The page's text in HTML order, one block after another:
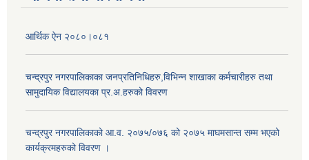
आर्थिक ऐन २०८०।०८१
चन्द्रपुर नगरपालिकाका जनप्रतिनिधिहरु,विभिन्न शाखाका कर्मचारीहरु तथा
सामुदायिक विद्यालयका प्र.अ.हरुको विवरण
चन्द्रपुर नगरपालिकाको आ.व. २०७५/०७६ को २०७५ माघमसान्त सम्म भएको
कार्यक्रमहरुको विवरण ।